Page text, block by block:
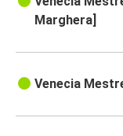
Marghera]
Venecia